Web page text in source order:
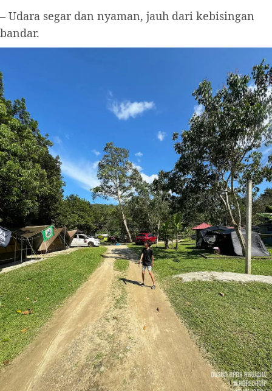
– Udara segar dan nyaman, jauh dari kebisingan
bandar.